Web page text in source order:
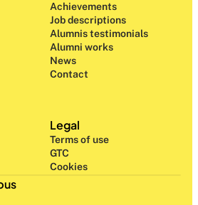
Achievements
Job descriptions
Alumnis testimonials
Alumni works
News
Contact
Legal
Terms of use
GTC
Cookies